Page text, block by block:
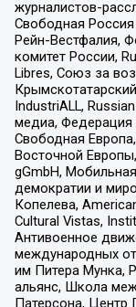
журналистов-
Свободная
Рейн-Вестфалия,
комитет России,
Libres, Союз за
IndustriALL,
медиа, Федерация
Свободная
Восточной
gGmbH,
демократии и
Копелева,
Cultural Vistas,
Антивоенное
международных
им Питера Мунка,
альянс, Школа
Патерсона,